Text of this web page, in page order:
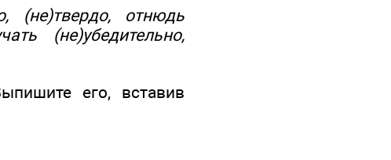
(не)твердо, отнюдь
(не)убедительно,
его, вставив